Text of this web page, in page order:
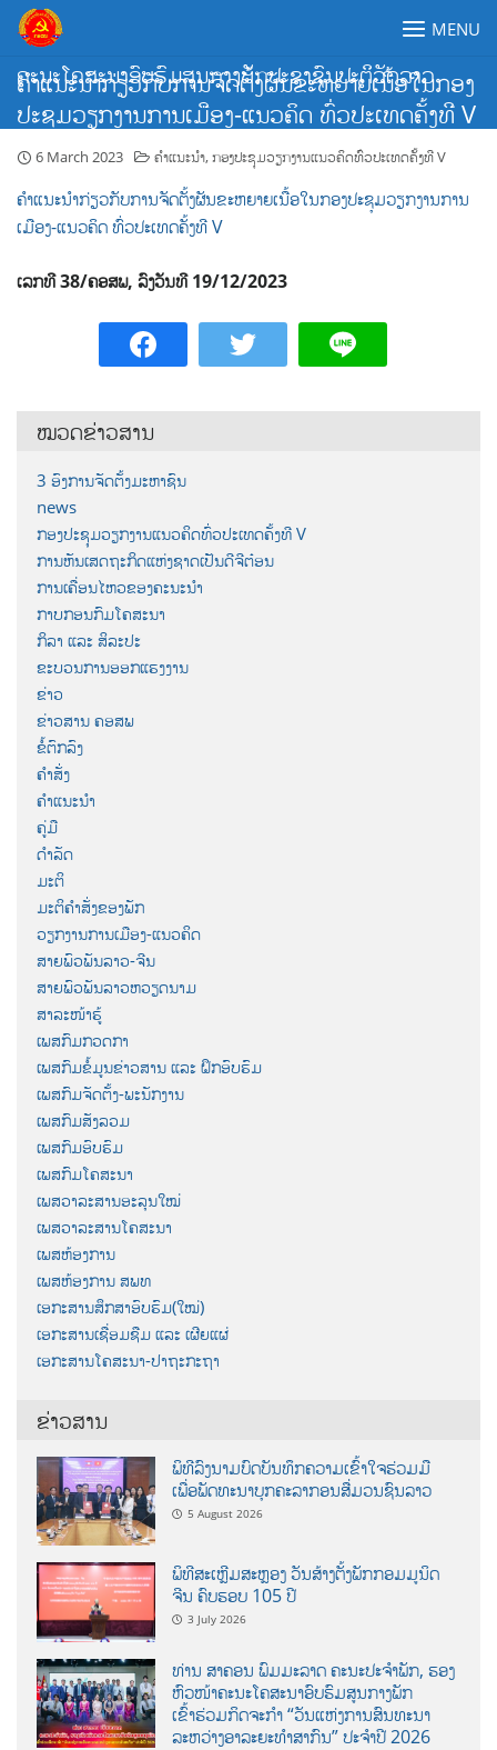
Skip
content
ຄະນະໂຄສະນາອົບຮົມສູນກາງພັກປະຊາຊົນປະຕິວັດລາວ
MENU
ຄຳແນະນຳກ່ຽວກັບການຈັດຕັ້ງຜັນຂະຫຍາຍເນື້ອໃນກອງ
ປະຊຸມວຽກງານການເມືອງ-ແນວຄິດ ທົ່ວປະເທດຄັ້ງທີ V
6 March 2023 ຄຳແນະນຳ,ກອງປະຊຸມວຽກງານແນວຄິດທົ່ວປະເທດຄັ້ງທີ V
ຄຳແນະນຳກ່ຽວກັບການຈັດຕັ້ງຜັນຂະຫຍາຍເນື້ອໃນກອງປະຊຸມວຽກງານການ
ເມືອງ-ແນວຄິດ ທົ່ວປະເທດຄັ້ງທີ V
ເລກທີ 38/ຄອສພ, ລົງວັນທີ 19/12/2023
ໝວດຂ່າວສານ
3 ອົງການຈັດຕັ້ງມະຫາຊົນ
news
ກອງປະຊຸມວຽກງານແນວຄິດທົ່ວປະເທດຄັ້ງທີ V
ການຫັນເສດຖະກິດແຫ່ງຊາດເປັນດີຈີຕ໋ອນ
ການເຄື່ອນໄຫວຂອງຄະນະນຳ
ກາບກອນກົມໂຄສະນາ
ກິລາ ແລະ ສິລະປະ
ຂະບວນການອອກແຮງງານ
ຂ່າວ
ຂ່າວສານ ຄອສພ
ຂໍ້ຕົກລົງ
ຄຳສັ່ງ
ຄຳແນະນຳ
ຄູ່ມື
ດຳລັດ
ມະຕິ
ມະຕິຄຳສັ່ງຂອງພັກ
ວຽກງານການເມືອງ-ແນວຄິດ
ສາຍພົວພັນລາວ-ຈີນ
ສາຍພົວພັນລາວຫວຽດນາມ
ສາລະໜ້າຮູ້
ເພສກົມກວດກາ
ເພສກົມຂໍ້ມູນຂ່າວສານ ແລະ ຝຶກອົບຮົມ
ເພສກົມຈັດຕັ້ງ-ພະນັກງານ
ເພສກົມສັງລວມ
ເພສກົມອົບຮົມ
ເພສກົມໂຄສະນາ
ເພສວາລະສານອະລຸນໃໝ່
ເພສວາລະສານໂຄສະນາ
ເພສຫ້ອງການ
ເພສຫ້ອງການ ສພທ
ເອກະສານສຶກສາອົບຮົມ(ໃໝ່)
ເອກະສານເຊື່ອມຊືມ ແລະ ເຜີຍແຜ່
ເອກະສານໂຄສະນາ-ປາຖະກະຖາ
ຂ່າວສານ
ພິທີລົງນາມບົດບັນທຶກຄວາມເຂົ້າໃຈຮ່ວມມື
ເພື່ອພັດທະນາບຸກຄະລາກອນສື່ມວນຊົນລາວ
5 August 2026
ພິທີສະເຫຼີມສະຫຼອງ ວັນສ້າງຕັ້ງພັກກອມມູນິດ
ຈີນ ຄົບຮອບ 105 ປີ
3 July 2026
ທ່ານ ສາຄອນ ພົມມະລາດ ຄະນະປະຈໍາພັກ, ຮອງ
ຫົວໜ້າຄະນະໂຄສະນາອົບຮົມສູນກາງພັກ
ເຂົ້າຮ່ວມກິດຈະກຳ “ວັນແຫ່ງການສົນທະນາ
ລະຫວ່າງອາລະຍະທຳສາກົນ” ປະຈຳປີ 2026